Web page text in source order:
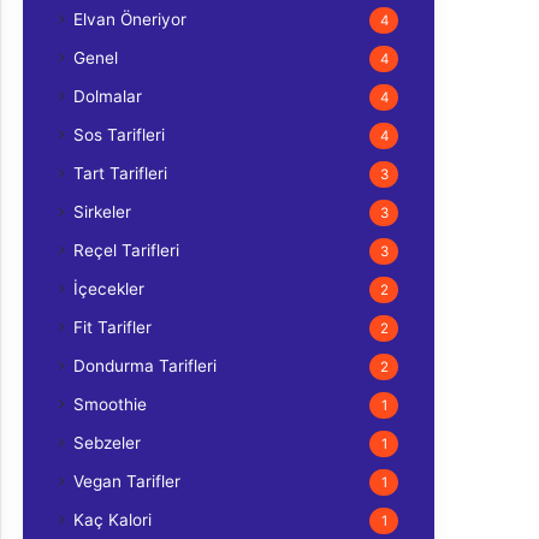
Elvan Öneriyor 4
Genel 4
Dolmalar 4
Sos Tarifleri 4
Tart Tarifleri 3
Sirkeler 3
Reçel Tarifleri 3
İçecekler 2
Fit Tarifler 2
Dondurma Tarifleri 2
Smoothie 1
Sebzeler 1
Vegan Tarifler 1
Kaç Kalori 1